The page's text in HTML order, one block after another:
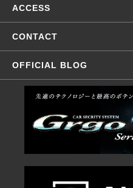
ACCESS
CONTACT
OFFICIAL BLOG